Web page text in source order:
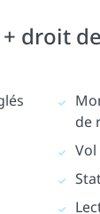
droit
de